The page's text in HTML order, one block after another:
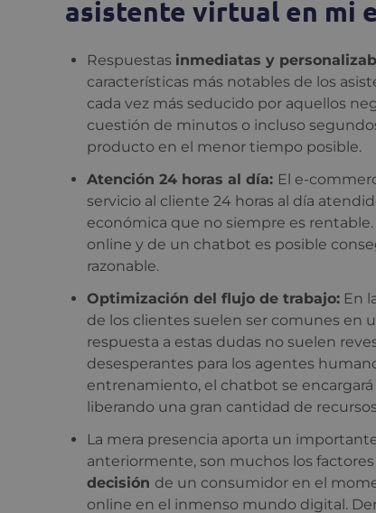
asistente virtual en mi
Respuestas inmediatas y
características más notables de los
cada vez más seducido por aquellos
cuestión de minutos o incluso
producto en el menor tiempo posible.
Atención 24 horas al día: El e-
servicio al cliente 24 horas al día
económica que no siempre es
online y de un chatbot es posible
razonable.
Optimización del flujo de trabajo: En
de los clientes suelen ser comunes
respuesta a estas dudas no suelen
desesperantes para los agentes
entrenamiento, el chatbot se
liberando una gran cantidad de
La mera presencia aporta un
anteriormente, son muchos los
decisión de un consumidor en el
online en el inmenso mundo digital.